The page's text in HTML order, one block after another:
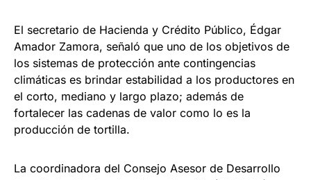
El secretario de Hacienda y Crédito Público, Édgar
Amador Zamora, señaló que uno de los objetivos de
los sistemas de protección ante contingencias
climáticas es brindar estabilidad a los productores en
el corto, mediano y largo plazo; además de
fortalecer las cadenas de valor como lo es la
producción de tortilla.
La coordinadora del Consejo Asesor de Desarrollo